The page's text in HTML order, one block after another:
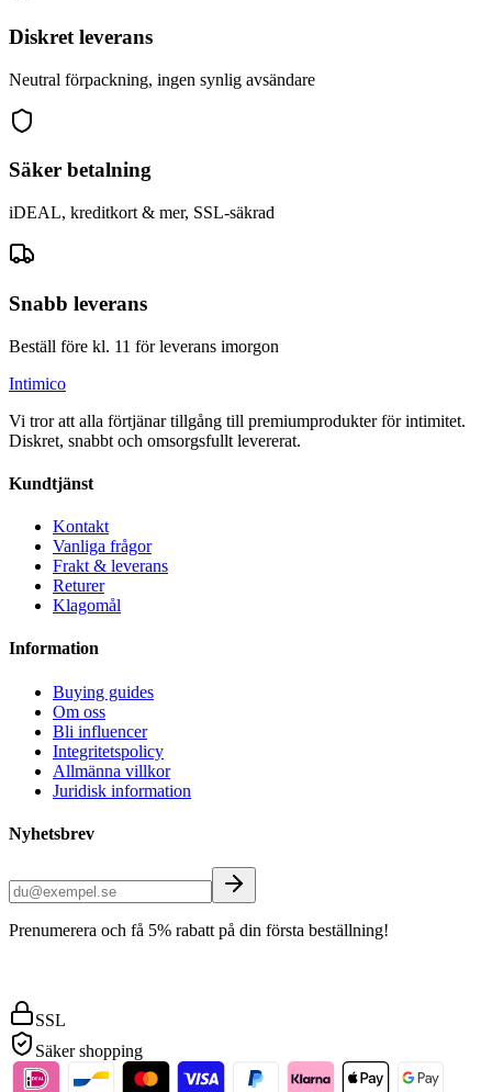
Diskret leverans
Neutral förpackning, ingen synlig avsändare
Säker betalning
iDEAL, kreditkort & mer, SSL-säkrad
Snabb leverans
Beställ före kl. 11 för leverans imorgon
Intimico
Vi tror att alla förtjänar tillgång till premiumprodukter för intimitet.
Diskret, snabbt och omsorgsfullt levererat.
Kundtjänst
Kontakt
Vanliga frågor
Frakt & leverans
Returer
Klagomål
Information
Buying guides
Om oss
Bli influencer
Integritetspolicy
Allmänna villkor
Juridisk information
Nyhetsbrev
Prenumerera och få 5% rabatt på din första beställning!
SSL
Säker shopping